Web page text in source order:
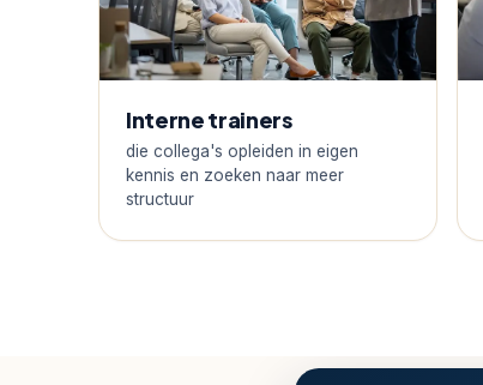
Interne trainers
die collega's opleiden in eigen
kennis en zoeken naar meer
structuur